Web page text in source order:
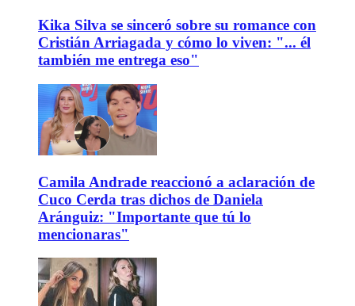
Kika Silva se sinceró sobre su romance con
Cristián Arriagada y cómo lo viven: "... él
también me entrega eso"
Camila Andrade reaccionó a aclaración de
Cuco Cerda tras dichos de Daniela
Aránguiz: "Importante que tú lo
mencionaras"